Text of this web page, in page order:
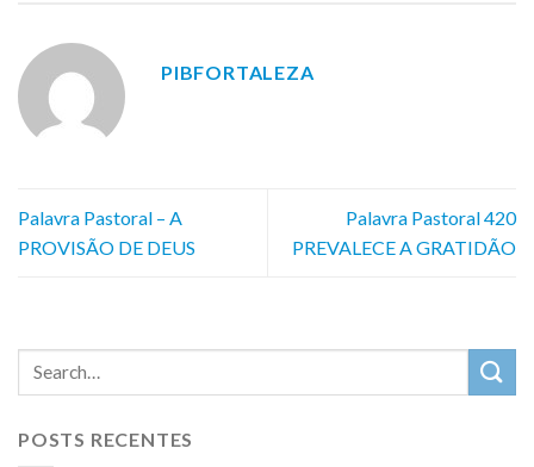
PIBFORTALEZA
Palavra Pastoral – A
PROVISÃO DE DEUS
Palavra Pastoral 420
PREVALECE A GRATIDÃO
POSTS RECENTES